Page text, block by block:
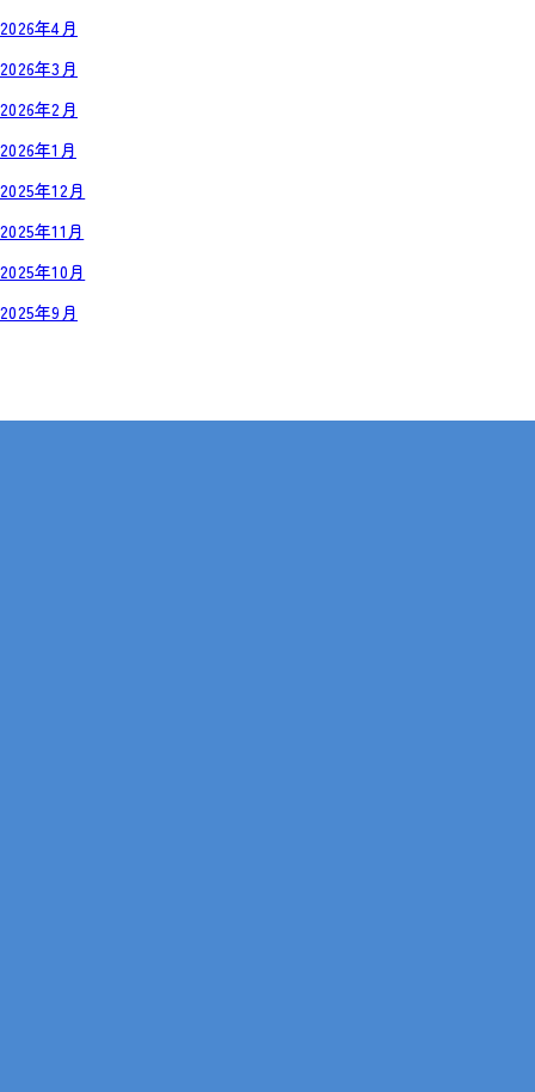
2026年4月
2026年3月
2026年2月
2026年1月
2025年12月
2025年11月
2025年10月
2025年9月